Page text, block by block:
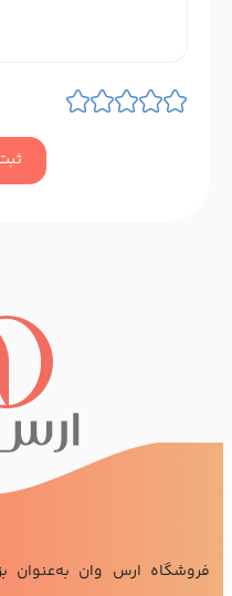
فروشگاه ارس وان به‌عنوان